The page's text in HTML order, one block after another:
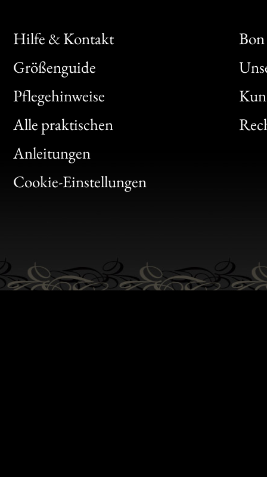
Hilfe & Kontakt
Größenguide
Pflegehinweise
Alle praktischen
Anleitungen
Cookie-Einstellungen
Bon
Clic